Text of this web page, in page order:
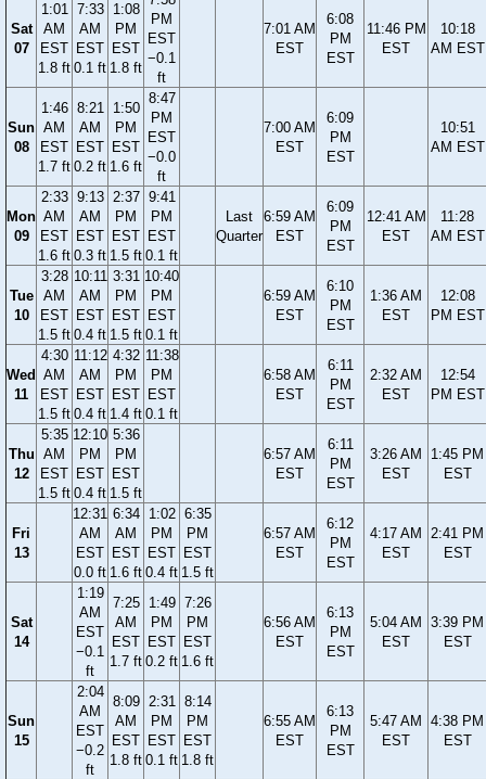
Sat
07
1:01
AM
EST
1.8 ft
7:33
AM
EST
0.1 ft
1:08
PM
EST
1.8 ft
PM
EST
−0.1
ft
7:01 AM
EST
6:08
PM
EST
11:46 PM
EST
10:18
AM EST
Sun
08
1:46
AM
EST
1.7 ft
8:21
AM
EST
0.2 ft
1:50
PM
EST
1.6 ft
8:47
PM
EST
−0.0
ft
7:00 AM
EST
6:09
PM
EST
10:51
AM EST
Mon
09
2:33
AM
EST
1.6 ft
9:13
AM
EST
0.3 ft
2:37
PM
EST
1.5 ft
9:41
PM
EST
0.1 ft
Last
Quarter
6:59 AM
EST
6:09
PM
EST
12:41 AM
EST
11:28
AM EST
Tue
10
3:28
AM
EST
1.5 ft
10:11
AM
EST
0.4 ft
3:31
PM
EST
1.5 ft
10:40
PM
EST
0.1 ft
6:59 AM
EST
6:10
PM
EST
1:36 AM
EST
12:08
PM EST
Wed
11
4:30
AM
EST
1.5 ft
11:12
AM
EST
0.4 ft
4:32
PM
EST
1.4 ft
11:38
PM
EST
0.1 ft
6:58 AM
EST
6:11
PM
EST
2:32 AM
EST
12:54
PM EST
Thu
12
5:35
AM
EST
1.5 ft
12:10
PM
EST
0.4 ft
5:36
PM
EST
1.5 ft
6:57 AM
EST
6:11
PM
EST
3:26 AM
EST
1:45 PM
EST
Fri
13
12:31
AM
EST
0.0 ft
6:34
AM
EST
1.6 ft
1:02
PM
EST
0.4 ft
6:35
PM
EST
1.5 ft
6:57 AM
EST
6:12
PM
EST
4:17 AM
EST
2:41 PM
EST
Sat
14
1:19
AM
EST
−0.1
ft
7:25
AM
EST
1.7 ft
1:49
PM
EST
0.2 ft
7:26
PM
EST
1.6 ft
6:56 AM
EST
6:13
PM
EST
5:04 AM
EST
3:39 PM
EST
Sun
15
2:04
AM
EST
−0.2
ft
8:09
AM
EST
1.8 ft
2:31
PM
EST
0.1 ft
8:14
PM
EST
1.8 ft
6:55 AM
EST
6:13
PM
EST
5:47 AM
EST
4:38 PM
EST